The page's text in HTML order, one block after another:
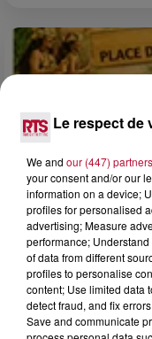
4 août 2026
FÊTE DE LA
Le respect de
We and our (447) partners
your consent and/or our
information on a device;
profiles for personalised
advertising; Measure
performance;
of data from different
profiles to personalise
content; Use limited data
detect fraud, and fix
Save and communicate